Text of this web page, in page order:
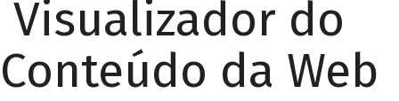
Visualizador do
Conteúdo da Web